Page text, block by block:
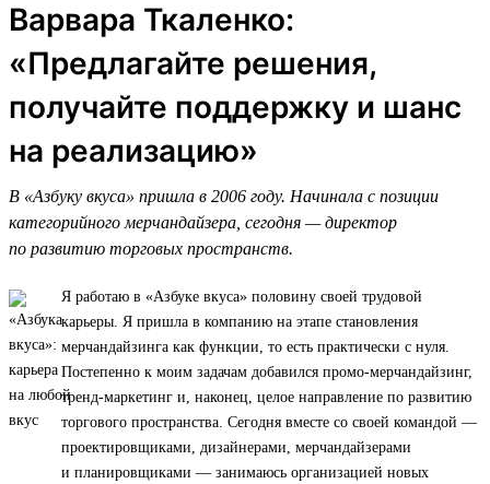
Варвара Ткаленко:
«Предлагайте решения,
получайте поддержку и шанс
на реализацию»
В «Азбуку вкуса» пришла в 2006 году. Начинала с позиции
категорийного мерчандайзера, сегодня — директор
по развитию торговых пространств.
Я работаю в «Азбуке вкуса» половину своей трудовой
карьеры. Я пришла в компанию на этапе становления
мерчандайзинга как функции, то есть практически с нуля.
Постепенно к моим задачам добавился промо-мерчандайзинг,
тренд-маркетинг и, наконец, целое направление по развитию
торгового пространства. Сегодня вместе со своей командой —
проектировщиками, дизайнерами, мерчандайзерами
и планировщиками — занимаюсь организацией новых